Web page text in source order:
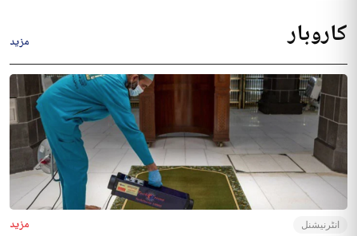
کاروبار مزید
انٹرنیشنل مزید